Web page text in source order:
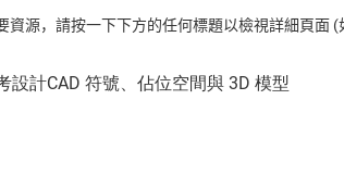
資源，請按一下下方的任何標題以檢視詳細頁面 (